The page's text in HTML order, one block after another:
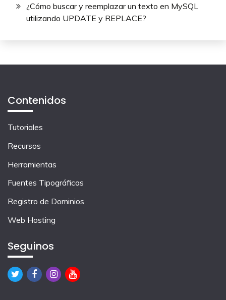
¿Cómo buscar y reemplazar un texto en MySQL
utilizando UPDATE y REPLACE?
Contenidos
Tutoriales
Recursos
Herramientas
Fuentes Tipográficas
Registro de Dominios
Web Hosting
Seguinos